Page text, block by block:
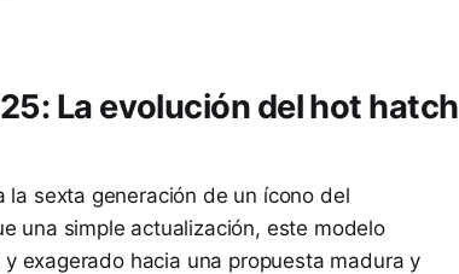
La evolución del hot hatch
la sexta generación de un ícono del
una simple actualización, este modelo
exagerado hacia una propuesta madura y